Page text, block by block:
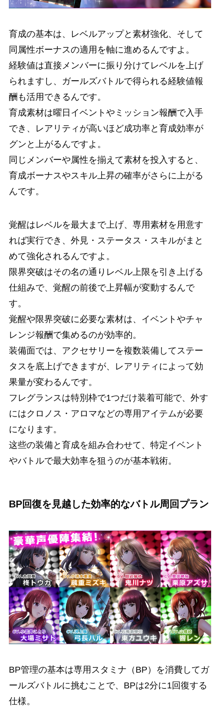
育成の基本は、レベルアップと素材強化、そして
同属性ボーナスの適用を軸に進めるんですよ。
経験値は直接メンバーに振り分けてレベルを上げ
られますし、ガールズバトルで得られる経験値報
酬も活用できるんです。
育成素材は曜日イベントやミッション報酬で入手
でき、レアリティが高いほど成功率と育成効率が
グンと上がるんですよ。
同じメンバーや属性を揃えて素材を投入すると、
育成ボーナスやスキル上昇の確率がさらに上がる
んです。
覚醒はレベルを最大まで上げ、専用素材を用意す
れば実行でき、外見・ステータス・スキルがまと
めて強化されるんですよ。
限界突破はその名の通りレベル上限を引き上げる
仕組みで、覚醒の前後で上昇幅が変動するんで
す。
覚醒や限界突破に必要な素材は、イベントやチャ
レンジ報酬で集めるのが効率的。
装備面では、アクセサリーを複数装備してステー
タスを底上げできますが、レアリティによって効
果量が変わるんです。
フレグランスは特別枠で1つだけ装着可能で、外す
にはクロノス・アロマなどの専用アイテムが必要
になります。
这些の装備と育成を組み合わせて、特定イベント
やバトルで最大効率を狙うのが基本戦術。
BP回復を見越した効率的なバトル周回プラン
BP管理の基本は専用スタミナ（BP）を消費してガ
ールズバトルに挑むことで、BPは2分に1回復する
仕様。